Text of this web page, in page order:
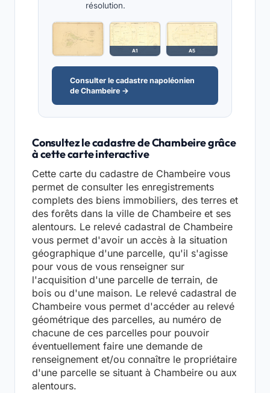
résolution.
A1 A5
Consulter le cadastre napoléonien
de Chambeire →
Consultez le cadastre de Chambeire grâce
à cette carte interactive
Cette carte du cadastre de Chambeire vous
permet de consulter les enregistrements
complets des biens immobiliers, des terres et
des forêts dans la ville de Chambeire et ses
alentours. Le relevé cadastral de Chambeire
vous permet d'avoir un accès à la situation
géographique d'une parcelle, qu'il s'agisse
pour vous de vous renseigner sur
l'acquisition d'une parcelle de terrain, de
bois ou d'une maison. Le relevé cadastral de
Chambeire vous permet d'accéder au relevé
géométrique des parcelles, au numéro de
chacune de ces parcelles pour pouvoir
éventuellement faire une demande de
renseignement et/ou connaître le propriétaire
d'une parcelle se situant à Chambeire ou aux
alentours.